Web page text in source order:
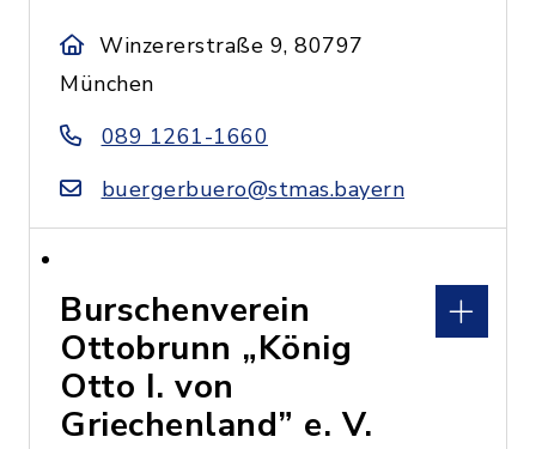
Winzererstraße 9, 80797
München
089 1261-1660
buergerbuero@stmas.bayern
Burschenverein
Ottobrunn „König
Otto I. von
Griechenland” e. V.